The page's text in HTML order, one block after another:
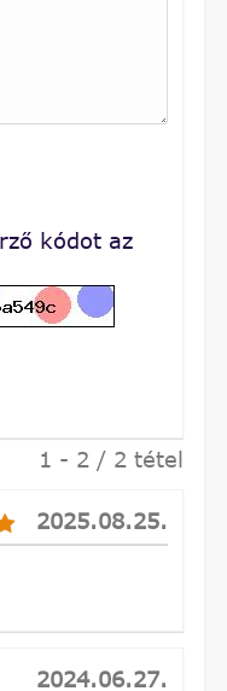
kódot az
1 - 2 / 2 tétel
2025.08.25.
2024.06.27.